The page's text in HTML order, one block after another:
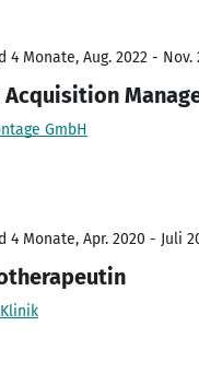
4 Monate, Aug. 2022 - Nov.
Acquisition
GmbH
4 Monate, Apr. 2020 - Juli